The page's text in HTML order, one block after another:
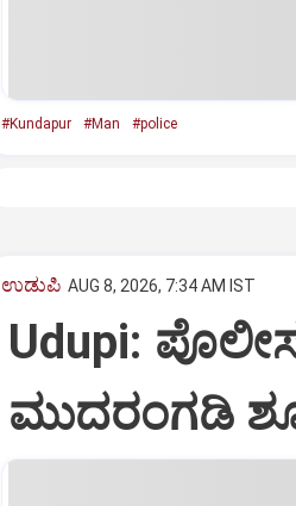
#Kundapur #Man #police
ಉಡುಪಿ AUG 8, 2026, 7:34 AM IST
Udupi:
ಮುದರಂಗಡಿ